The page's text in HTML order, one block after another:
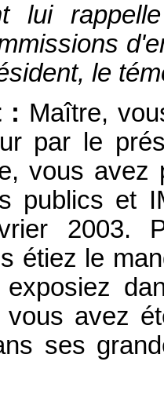
lui
le
: Maître,
par le
vous avez
publics et
2003.
étiez le
vous avez
ses